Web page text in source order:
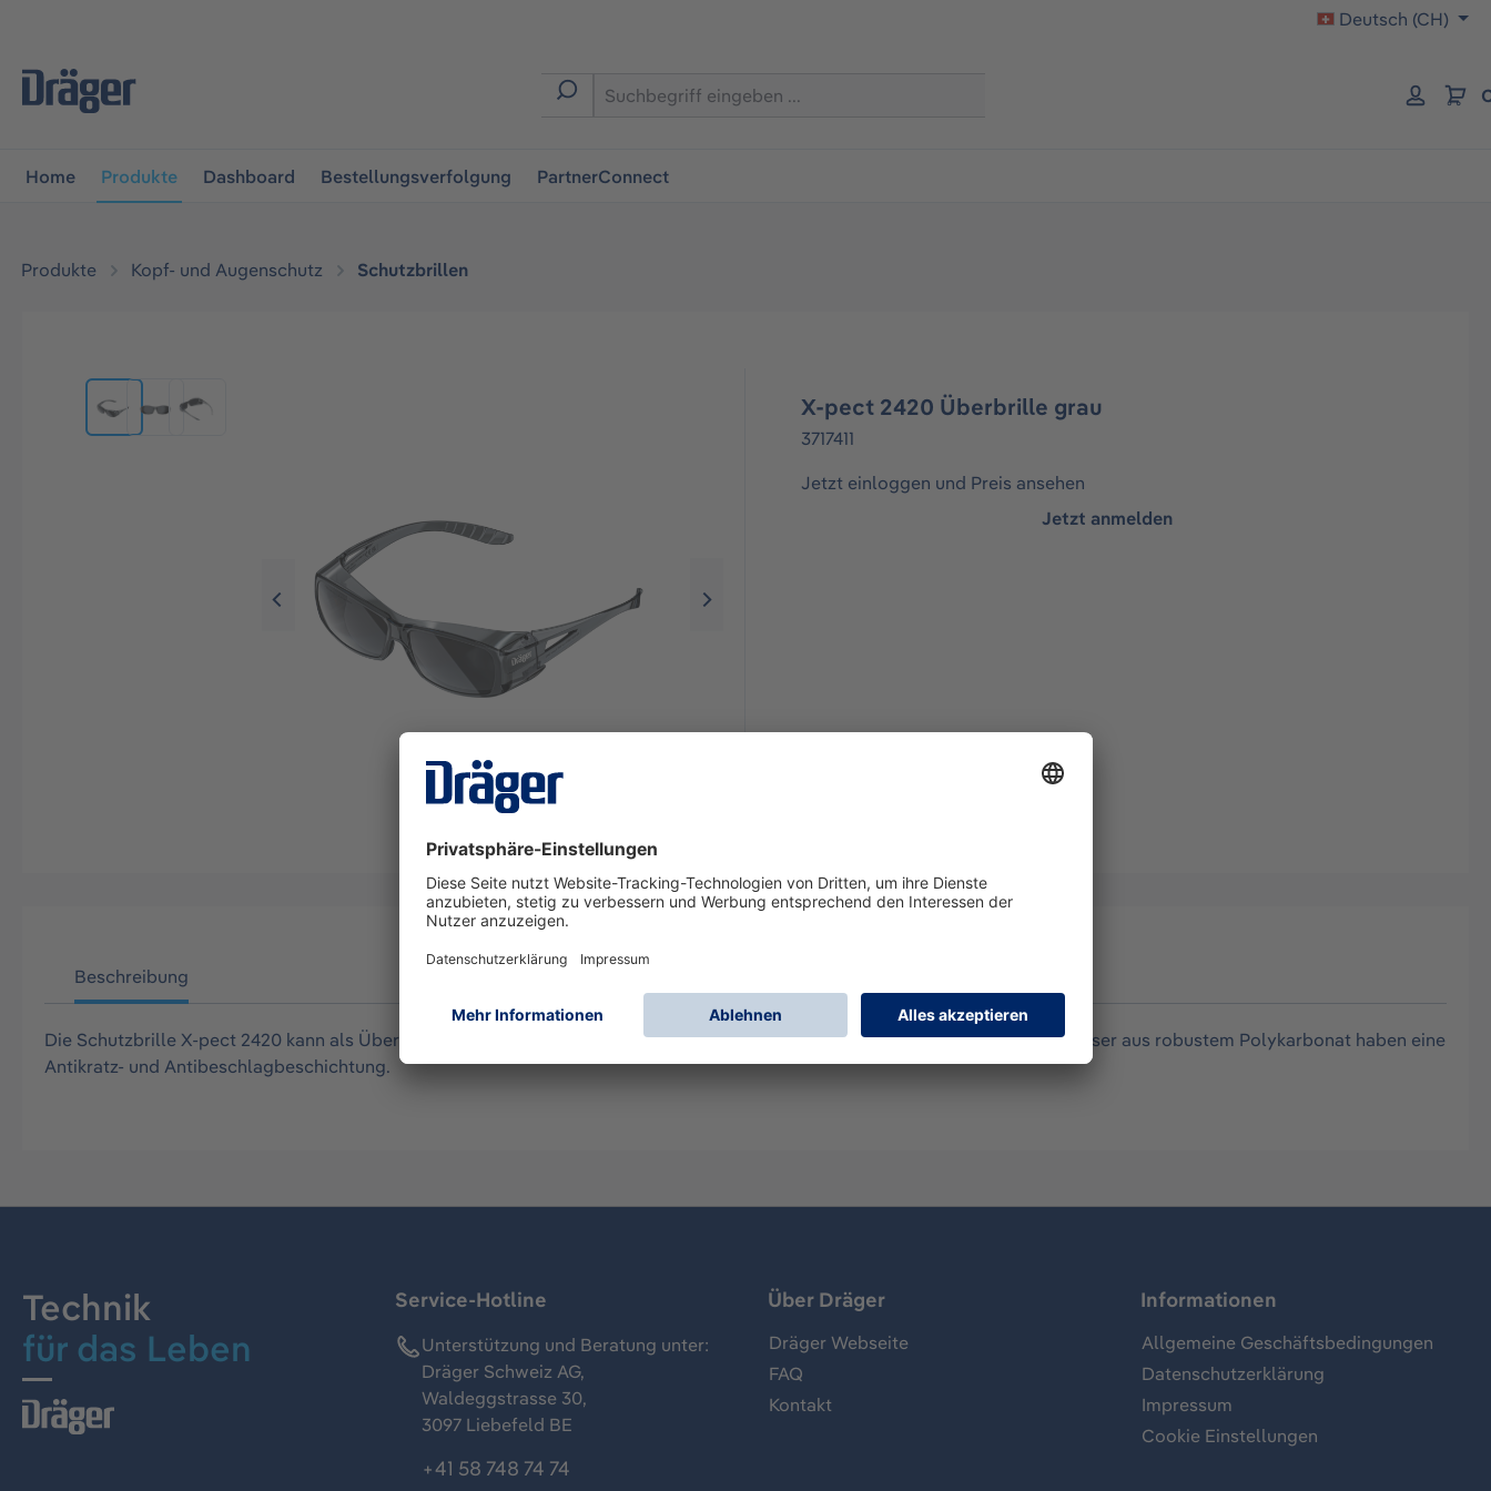
Deutsch (CH)
Home Produkte Dashboard Bestellungsverfolgung PartnerConnect
Produkte Kopf- und Augenschutz Schutzbrillen
X-pect 2420 Überbrille grau
3717411
Jetzt einloggen und Preis ansehen
Jetzt anmelden
Beschreibung
Die Schutzbrille X-pect 2420 kann als Überbrille verwendet werden und schützt die Augen vor Partikeln. Die grau getönten Gläser aus robustem Polykarbonat haben eine
Antikratz- und Antibeschlagbeschichtung.
Technik
für das Leben
Service-Hotline
Unterstützung und Beratung unter:
Dräger Schweiz AG,
Waldeggstrasse 30,
3097 Liebefeld BE
+41 58 748 74 74
Über Dräger
Dräger Webseite
FAQ
Kontakt
Informationen
Allgemeine Geschäftsbedingungen
Datenschutzerklärung
Impressum
Cookie Einstellungen